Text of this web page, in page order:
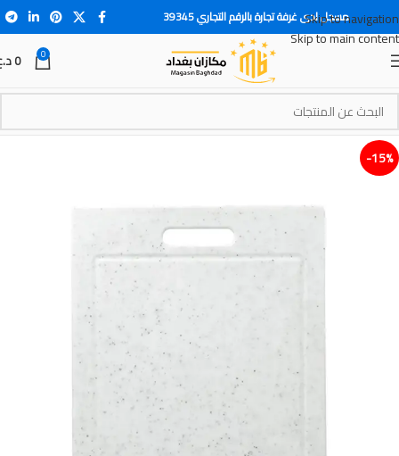
Skip to navigation
Skip to main content
مسجل لدى غرفة تجارة بالرقم التجاري 39345
0
0
15%-